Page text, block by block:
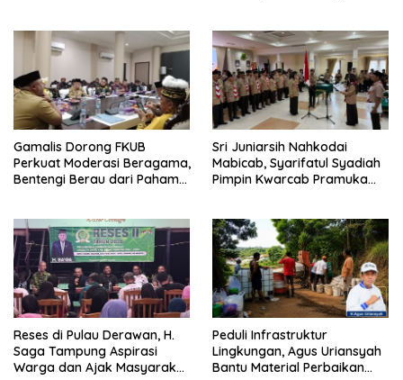
Gamalis Dorong FKUB
Perkuat Moderasi Beragama,
Bentengi Berau dari Paham
Sri Juniarsih Nahkodai
Mabicab, Syarifatul Syadiah
Pimpin Kwarcab Pramuka
Reses di Pulau Derawan, H.
Saga Tampung Aspirasi
Warga dan Ajak Masyarakat
Peduli Infrastruktur
Lingkungan, Agus Uriansyah
Bantu Material Perbaikan